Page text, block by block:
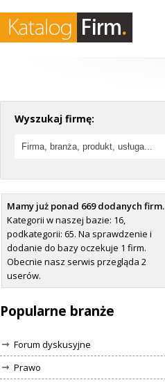
Wyszukaj firmę:
Mamy już ponad 669 dodanych firm.
Kategorii w naszej bazie: 16,
podkategorii: 65. Na sprawdzenie i
dodanie do bazy oczekuje 1 firm.
Obecnie nasz serwis przegląda 2
userów.
Popularne branże
Forum dyskusyjne
Prawo